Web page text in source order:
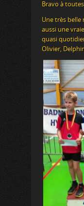
Bravo à
Une très belle
aussi une
quasi
Olivier,